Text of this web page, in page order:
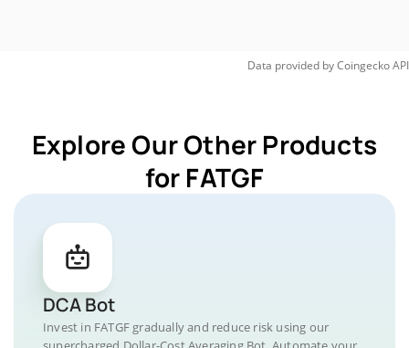
Data provided byCoingeckoAPI
Explore Our Other Products
for FATGF
DCA Bot
Invest in FATGF gradually and reduce risk using our